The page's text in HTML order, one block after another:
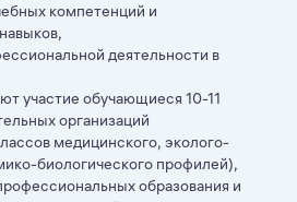
компетенций и
деятельности в
участие обучающиеся 10-11
организаций
медицинского, эколого-
биологического профилей),
образования и